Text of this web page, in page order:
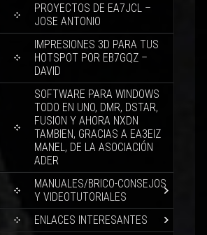
PROYECTOS DE EA7JCL –
JOSE ANTONIO
IMPRESIONES 3D PARA TUS
HOTSPOT POR EB7GQZ –
DAVID
SOFTWARE PARA WINDOWS
TODO EN UNO, DMR, DSTAR,
FUSION Y AHORA NXDN
TAMBIEN, GRACIAS A EA3EIZ
MANEL, DE LA ASOCIACIÓN
ADER
MANUALES/BRICO-CONSEJOS
Y VIDEOTUTORIALES
ENLACES INTERESANTES